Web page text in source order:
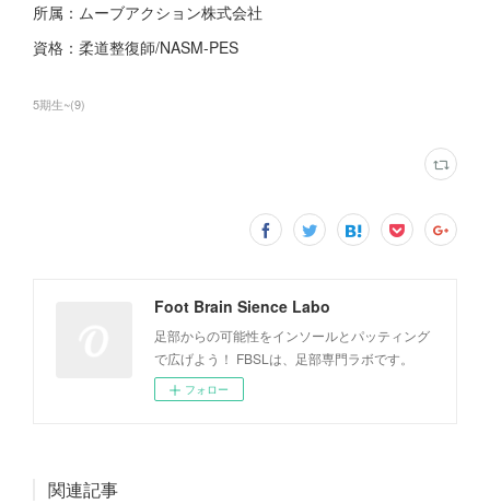
所属：ムーブアクション株式会社
資格：柔道整復師/NASM-PES
5期生~(9)
Foot Brain Sience Labo
足部からの可能性をインソールとパッティング
で広げよう！ FBSLは、足部専門ラボです。
フォロー
関連記事